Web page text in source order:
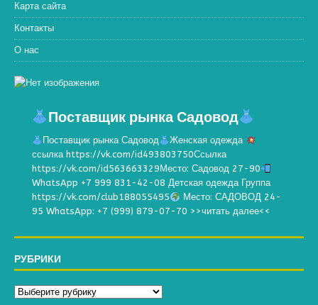
Карта сайта
Контакты
О нас
Поставщик рынка Садовод
Поставщик рынка Садовод
Женская одежда
ссылка https://vk.com/id493803750Ссылка
https://vk.com/id563663329Место: Садовод 27-90
WhatsApp +7 999 831-42-08 Детская одежда Группа
https://vk.com/club188055495
Место: САДОВОД 24-
95 WhatsApp: +7 (999) 879-07-70 >>читать далее<<
РУБРИКИ